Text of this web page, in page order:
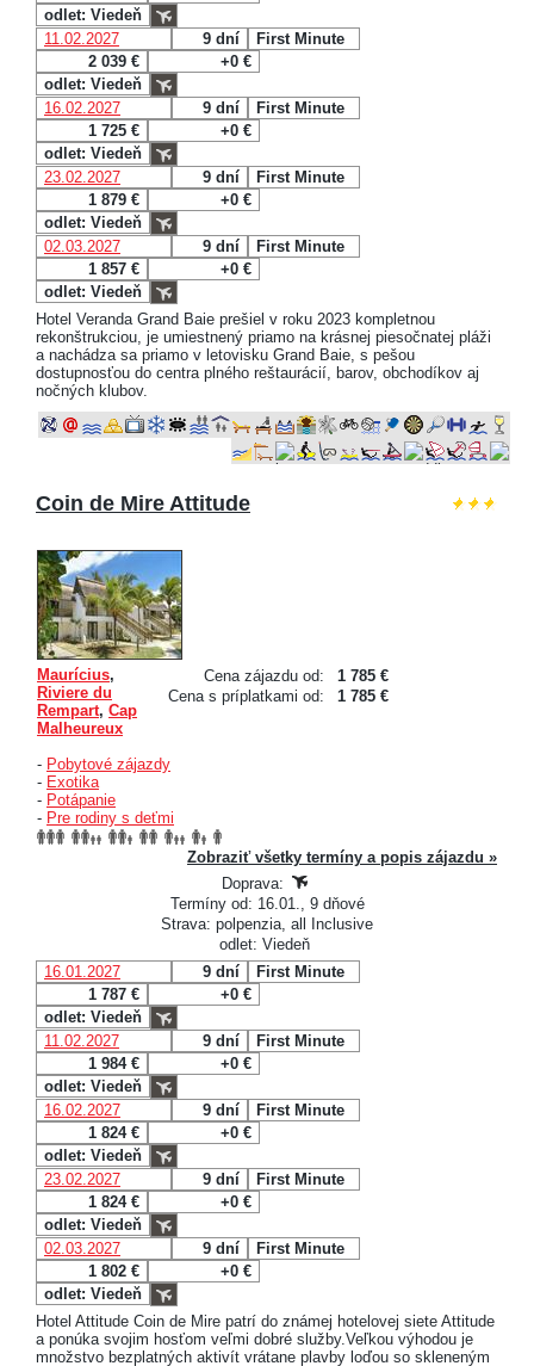
odlet: Viedeň
11.02.2027
9 dní
First Minute
2 039 €
+0 €
odlet: Viedeň
16.02.2027
9 dní
First Minute
1 725 €
+0 €
odlet: Viedeň
23.02.2027
9 dní
First Minute
1 879 €
+0 €
odlet: Viedeň
02.03.2027
9 dní
First Minute
1 857 €
+0 €
odlet: Viedeň
Hotel Veranda Grand Baie prešiel v roku 2023 kompletnou
rekonštrukciou, je umiestnený priamo na krásnej piesočnatej pláži
a nachádza sa priamo v letovisku Grand Baie, s pešou
dostupnosťou do centra plného reštaurácií, barov, obchodíkov aj
nočných klubov.
Coin de Mire Attitude
Cena zájazdu od:
1 785 €
Cena s príplatkami od:
1 785 €
Maurícius,
Riviere du
Rempart, Cap
Malheureux
- Pobytové zájazdy
- Exotika
- Potápanie
- Pre rodiny s deťmi
Zobraziť všetky termíny a popis zájazdu »
Doprava:
Termíny od: 16.01., 9 dňové
Strava: polpenzia, all Inclusive
odlet: Viedeň
16.01.2027
9 dní
First Minute
1 787 €
+0 €
odlet: Viedeň
11.02.2027
9 dní
First Minute
1 984 €
+0 €
odlet: Viedeň
16.02.2027
9 dní
First Minute
1 824 €
+0 €
odlet: Viedeň
23.02.2027
9 dní
First Minute
1 824 €
+0 €
odlet: Viedeň
02.03.2027
9 dní
First Minute
1 802 €
+0 €
odlet: Viedeň
Hotel Attitude Coin de Mire patrí do známej hotelovej siete Attitude
a ponúka svojim hosťom veľmi dobré služby.Veľkou výhodou je
množstvo bezplatných aktivít vrátane plavby loďou so skleneným